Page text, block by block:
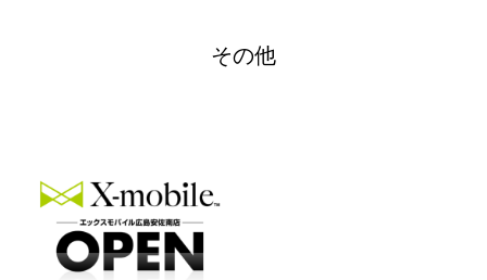
その他